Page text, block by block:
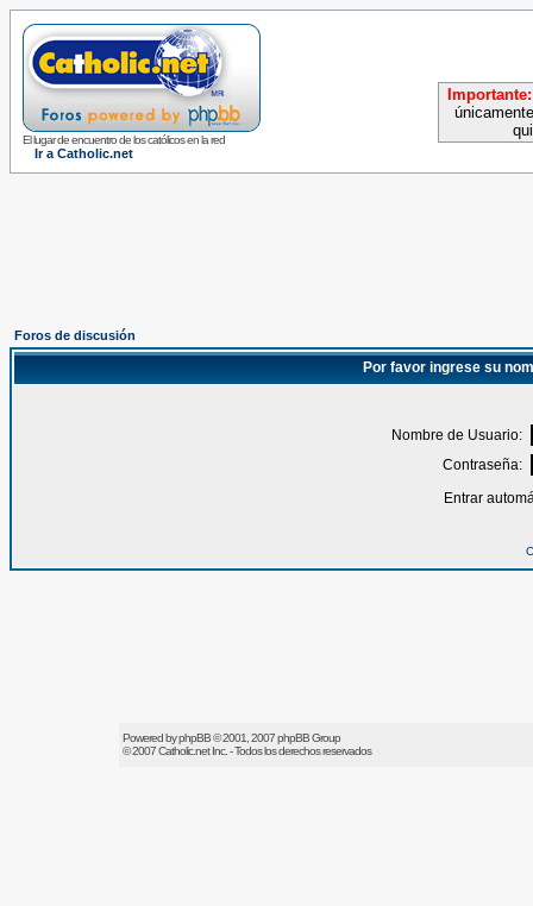
El lugar de encuentro de los católicos en la red
Ir a Catholic.net
Importante:
Foros de discusión
Por favor ingrese su
Nombre de Usuario:
Contraseña:
Entrar
Powered byphpBB© 2001, 2007 phpBB Group
© 2007Catholic.netInc. - Todos los derechos reservados